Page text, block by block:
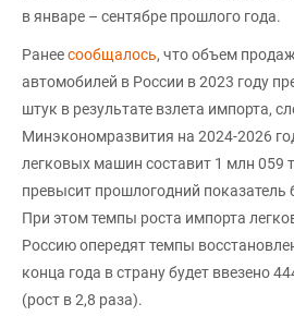
в январе – сентябре прошлого года.
Ранеесообщалось, что объем
автомобилей в России в 2023 году
штук в результате взлета импорта,
Минэкономразвития на 2024-2026
легковых машин составит 1 млн 059
превысит прошлогодний показатель
При этом темпы роста импорта
Россию опередят темпы
конца года в страну будет ввезено
(рост в 2,8 раза).